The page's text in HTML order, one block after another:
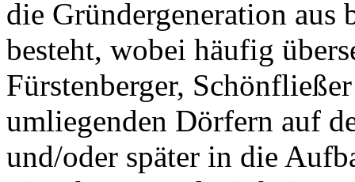
die Gründergeneration aus
besteht, wobei häufig
Fürstenberger,
umliegenden Dörfern auf
und/oder später in die